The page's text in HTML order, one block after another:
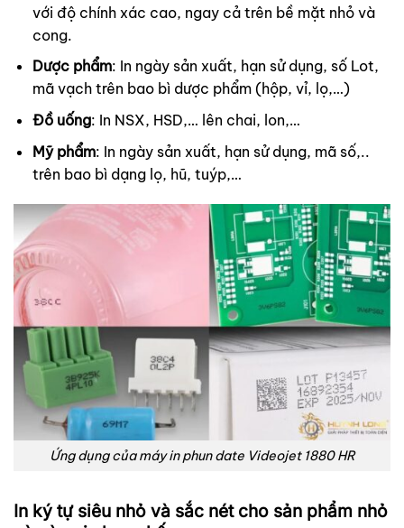
với độ chính xác cao, ngay cả trên bề mặt nhỏ và
cong.
Dược phẩm: In ngày sản xuất, hạn sử dụng, số Lot,
mã vạch trên bao bì dược phẩm (hộp, vỉ, lọ,…)
Đồ uống: In NSX, HSD,… lên chai, lon,…
Mỹ phẩm: In ngày sản xuất, hạn sử dụng, mã số,..
trên bao bì dạng lọ, hũ, tuýp,…
Ứng dụng của máy in phun date Videojet 1880 HR
In ký tự siêu nhỏ và sắc nét cho sản phẩm nhỏ